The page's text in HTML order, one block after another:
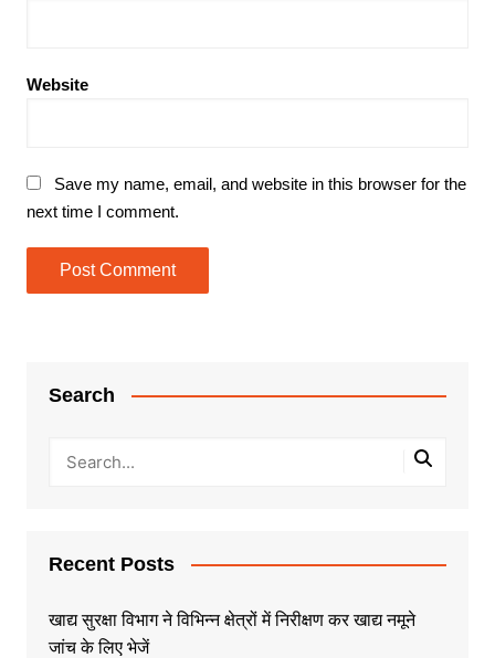
Website
Save my name, email, and website in this browser for the
next time I comment.
Search
Recent Posts
खाद्य सुरक्षा विभाग ने विभिन्न क्षेत्रों में निरीक्षण कर खाद्य नमूने
जांच के लिए भेजें